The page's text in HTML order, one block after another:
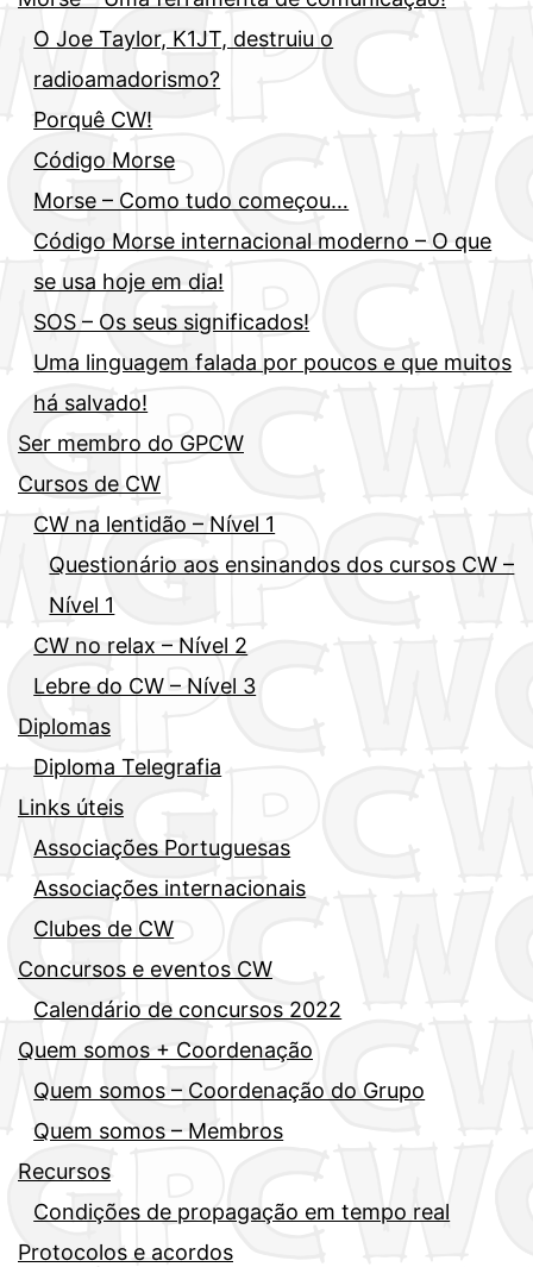
O Joe Taylor, K1JT, destruiu o
radioamadorismo?
Porquê CW!
Código Morse
Morse – Como tudo começou…
Código Morse internacional moderno – O que
se usa hoje em dia!
SOS – Os seus significados!
Uma linguagem falada por poucos e que muitos
há salvado!
Ser membro do GPCW
Cursos de CW
CW na lentidão – Nível 1
Questionário aos ensinandos dos cursos CW –
Nível 1
CW no relax – Nível 2
Lebre do CW – Nível 3
Diplomas
Diploma Telegrafia
Links úteis
Associações Portuguesas
Associações internacionais
Clubes de CW
Concursos e eventos CW
Calendário de concursos 2022
Quem somos + Coordenação
Quem somos – Coordenação do Grupo
Quem somos – Membros
Recursos
Condições de propagação em tempo real
Protocolos e acordos